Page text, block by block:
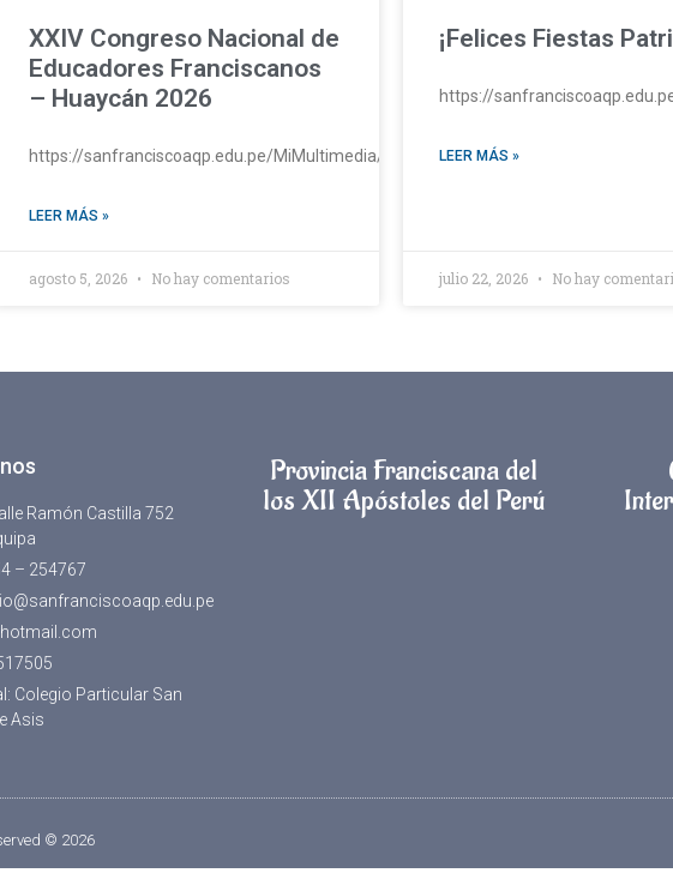
XXIV Congreso Nacional de
Educadores Franciscanos
– Huaycán 2026
https://sanfranciscoaqp.edu.pe/MiMultimedia/2026/huaycan26.mp4#t=1
LEER MÁS »
agosto 5, 2026 No hay comentarios
¡Felices Fiestas
https://
LEER MÁS »
julio 22, 2026 No hay
Ramón Castilla 752
– 254767
Colegio Particular San
Asis
Provincia Franciscana del
los XII Apóstoles del Perú
© 2026